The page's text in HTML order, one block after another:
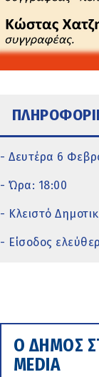
- Δευτέρα 6
- Ώρα: 18:00
- Κλειστό
- Είσοδος
Ο ΔΗΜΟΣ
MEDIA